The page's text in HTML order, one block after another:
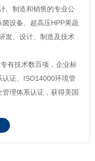
、制造和销售的专业公
设备、超高压HPP果蔬
发、设计、制造及技术
有技术数百项，企业标
证、ISO14000环境管
理体系认证，获得美国